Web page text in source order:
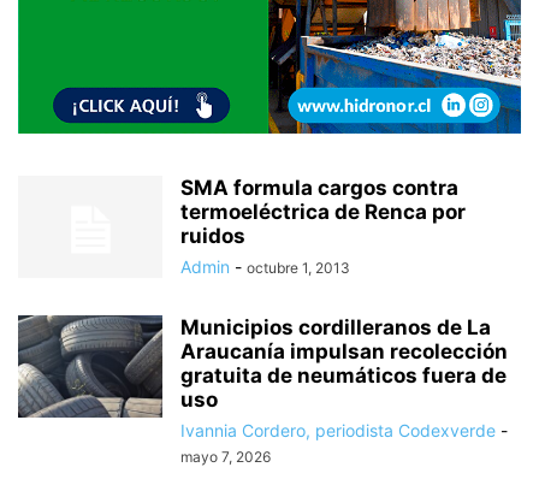
SMA formula cargos contra
termoeléctrica de Renca por
ruidos
Admin - octubre 1, 2013
Municipios cordilleranos de La
Araucanía impulsan recolección
gratuita de neumáticos fuera de
uso
Ivannia Cordero, periodista Codexverde -
mayo 7, 2026